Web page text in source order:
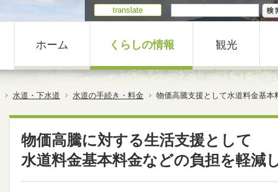
translate
ホーム くらしの情報 観光
水道・下水道 水道の手続き・料金 物価高騰支援として水道料金基本
物価高騰に対する生活支援として
水道料金基本料金などの負担を軽減